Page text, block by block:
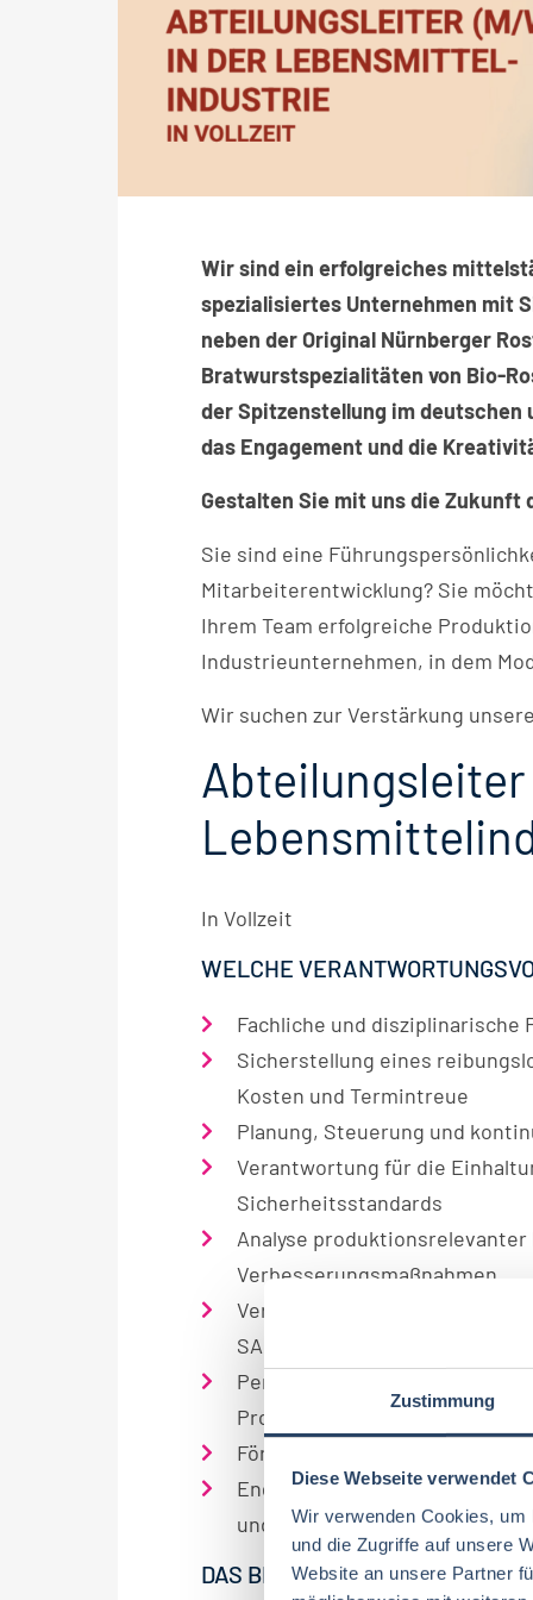
Zustimmung
Diese Webseite verwendet
Wir verwenden Cookies,
und die Zugriffe auf unsere
Website an unsere Partner
Wir sind ein erfolgreiches
spezialisiertes Unternehmen mit
neben der Original Nürnberger
Bratwurstspezialitäten von Bio-
der Spitzenstellung im deutschen
das Engagement und die
Gestalten Sie mit uns die
Sie sind eine
Mitarbeiterentwicklung? Sie
Ihrem Team erfolgreiche
Industrieunternehmen, in dem
Wir suchen zur Verstärkung
In Vollzeit
WELCHE
Fachliche und disziplinarische
Sicherstellung eines
Kosten und Termintreue
Planung, Steuerung und
Verantwortung für die
Sicherheitsstandards
Analyse
Verbesserungsmaßnahmen
Verantwortung für die
SAP
Personaleinsatz- und
Produktionsanforderungen
Förderung, Motivation und
Enge Zusammenarbeit mit
und Arbeitsvorbereitung
DAS BRINGEN SIE MIT: